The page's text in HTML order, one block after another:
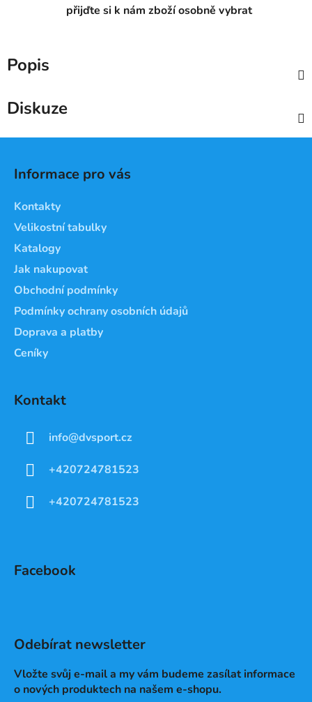
přijďte si k nám zboží osobně vybrat
Popis
Diskuze
Informace pro vás
Kontakty
Velikostní tabulky
Katalogy
Jak nakupovat
Obchodní podmínky
Podmínky ochrany osobních údajů
Doprava a platby
Ceníky
Kontakt
info@dvsport.cz
+420724781523
+420724781523
Facebook
Odebírat newsletter
Vložte svůj e-mail a my vám budeme zasílat informace
o nových produktech na našem e-shopu.